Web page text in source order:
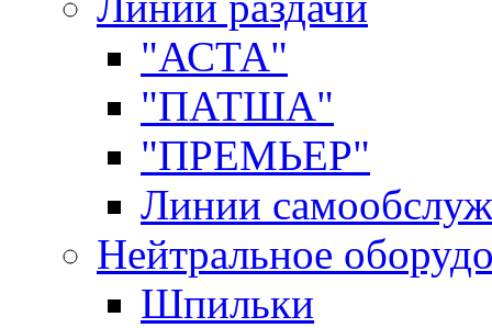
"АСТА"
"ПАТША"
"ПРЕМЬЕР"
Линии
Нейтральное
Шпильки